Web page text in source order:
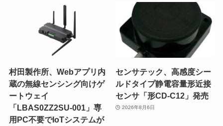
村田製作所、Webアプリ内
蔵の無線センシング向けゲ
ートウェイ
「LBAS0ZZ2SU-001」専
用PC不要でIoTシステムが
センサテック、高感度シー
ルドタイプ静電容量形近接
センサ「形CD-C12」発売
2026年8月6日